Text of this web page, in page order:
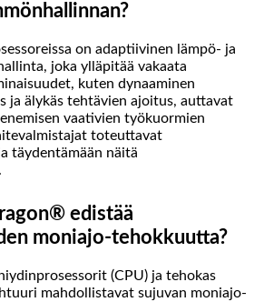
on adaptiivinen lämpö- ja
joka ylläpitää vakaata
kuten dynaaminen
ja älykäs tehtävien ajoitus, auttavat
vaativien työkuormien
toteuttavat
täydentämään näitä
edistää
moniajo-tehokkuutta?
(CPU) ja tehokas
mahdollistavat sujuvan moniajo-